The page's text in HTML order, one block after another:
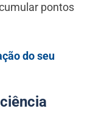
pontos
do seu